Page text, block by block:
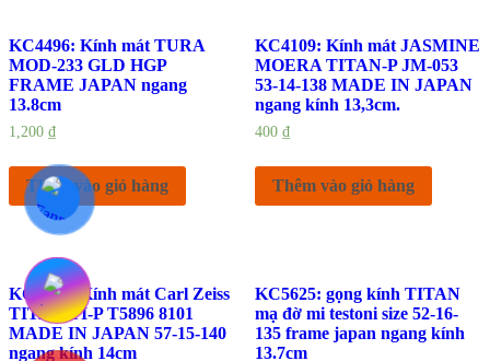
KC4496: Kính mát TURA
MOD-233 GLD HGP
FRAME JAPAN ngang
13.8cm
1,200 ₫
Thêm vào giỏ hàng
KC4109: Kính mát JASMINE
MOERA TITAN-P JM-053
53-14-138 MADE IN JAPAN
ngang kính 13,3cm.
400 ₫
Thêm vào giỏ hàng
KC4371: Kính mát Carl Zeiss
TITAN TI-P T5896 8101
MADE IN JAPAN 57-15-140
ngang kính 14cm
KC5625: gọng kính TITAN
mạ đờ mi testoni size 52-16-
135 frame japan ngang kính
13.7cm